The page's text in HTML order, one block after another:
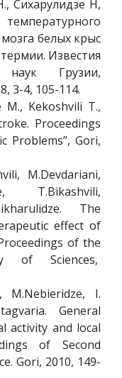
Сихарулидзе Н,
белых крыс
Известия
наук Грузии,
3-4, 105-114.
Kekoshvili T.,
Proceedings
Problems”, Gori,
M.Devdariani,
T.Bikashvili,
The
effect of
of the
of Sciences,
I.
General
activity and local
of Second
Gori, 2010, 149-